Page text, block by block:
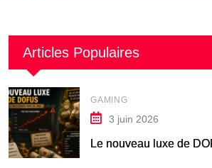
Articles Populaires
GAMING
3 juin 2026
Le nouveau luxe de